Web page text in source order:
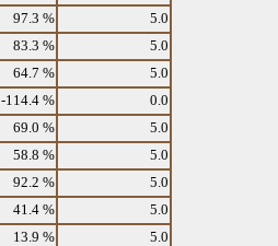
97.3 %
5.0
83.3 %
5.0
64.7 %
5.0
-114.4 %
0.0
69.0 %
5.0
58.8 %
5.0
92.2 %
5.0
41.4 %
5.0
13.9 %
5.0